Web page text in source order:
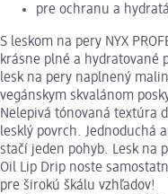
pre ochranu a
S leskom na pery NYX
krásne plné a hydratované
lesk na pery naplnený
vegánskym skvalánom
Nelepivá tónovaná textúra
lesklý povrch. Jednoduchá
stačí jeden pohyb. Lesk na
Oil Lip Drip noste
pre širokú škálu vzhľadov!